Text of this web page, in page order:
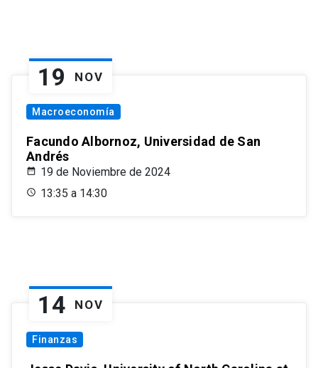
19 NOV
Macroeconomía
Facundo Albornoz, Universidad de San
Andrés
19 de Noviembre de 2024
13:35 a 14:30
14 NOV
Finanzas